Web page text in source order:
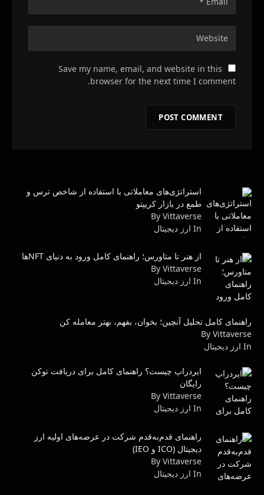
Save my name, email, and website in this
browser for the next time I comment.
استراتژی‌های معاملاتی با استفاده از شاخص ترس و
طمع در بازار کریپتو
By Vittaverse
In ارز دیجیتال
از هنر تا متاورس؛ راهنمای کامل ورود به دنیای NFTها
By Vittaverse
In ارز دیجیتال
راهنمای کامل تحلیل آنچین؛ بخوان، بفهم، بهتر معامله کن
By Vittaverse
In ارز دیجیتال
ایردراپ چیست؟ راهنمای کامل برای دریافت توکن
رایگان
By Vittaverse
In ارز دیجیتال
راهنمای قدم‌به‌قدم شرکت در عرضه‌های اولیه ارز
دیجیتال (ICO و IEO)
By Vittaverse
In ارز دیجیتال